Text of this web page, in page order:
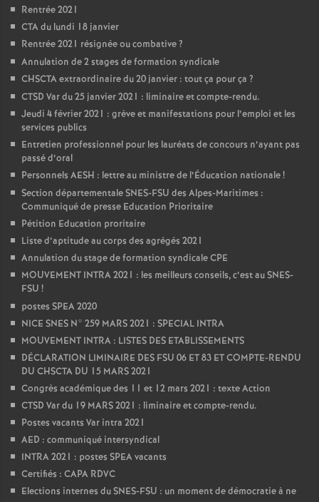
Rentrée 2021
CTA du lundi 18 janvier
Rentrée 2021 résignée ou combative?
Annulation de 2 stages de formation syndicale
CHSCTA extraordinaire du 20 janvier : tout ça pour ça ?
CTSD Var du 25 janvier 2021 : liminaire et compte-rendu.
Jeudi 4 février 2021 : grève et manifestations pour l’emploi et les
services publics
Entretien professionnel pour les lauréats de concours n’ayant pas
passé d’oral
Personnels AESH : lettre au ministre de l’Éducation nationale!
Section départementale SNES-FSU des Alpes-Maritimes :
Communiqué de presse Education Prioritaire
Pétition Education proritaire
Liste d’aptitude au corps des agrégés 2021
Annulation du stage de formation syndicale CPE
MOUVEMENT INTRA 2021 : les meilleurs conseils, c’est au SNES-
FSU !
postes SPEA 2020
NICE SNES N° 259 MARS 2021 : SPECIAL INTRA
MOUVEMENT INTRA : LISTES DES ETABLISSEMENTS
DÉCLARATION LIMINAIRE DES FSU 06 ET 83 ET COMPTE-RENDU
DU CHSCTA DU 15 MARS 2021
Congrès académique des 11 et 12 mars 2021 : texte Action
CTSD Var du 19 MARS 2021 : liminaire et compte-rendu.
Postes vacants Var intra 2021
AED : communiqué intersyndical
INTRA 2021 : postes SPEA vacants
Certifiés : CAPA RDVC
Elections internes du SNES-FSU : un moment de démocratie à ne